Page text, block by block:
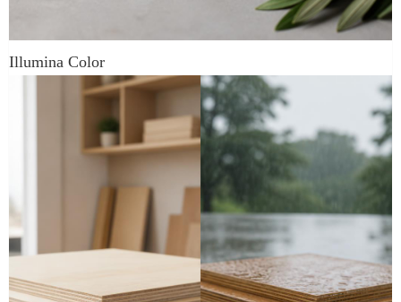
Illumina Color